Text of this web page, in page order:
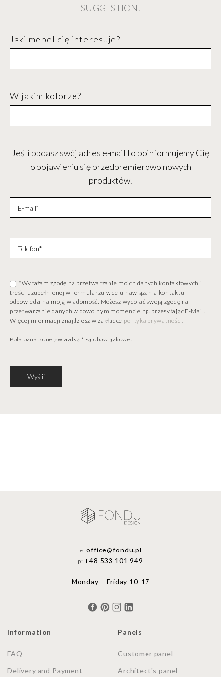
SUGGESTION.
Jaki mebel cię interesuje?
W jakim kolorze?
Jeśli podasz swój adres e-mail to poinformujemy Cię
o pojawieniu się przedpremierowo nowych
produktów.
*Wyrażam zgodę na przetwarzanie moich danych kontaktowych i
treści uzupełnionej w formularzu w celu nawiązania kontaktu i
odpowiedzi na moją wiadomość. Możesz wycofać swoją zgodę na
przetwarzanie danych w dowolnym momencie np. przesyłając E-Mail.
Więcej informacji znajdziesz w zakładce polityka prywatności.
Pola oznaczone gwiazdką * są obowiązkowe.
e:office@fondu.pl
p: +48 533 101 949
Monday – Friday 10-17
Information
FAQ
Delivery and Payment
Panels
Customer panel
Architect's panel